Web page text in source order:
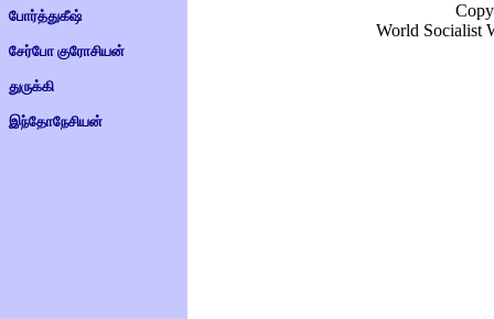
போர்த்துகீஷ்
சேர்போ குரோசியன்
துருக்கி
இந்தோநேசியன்
World Socialist